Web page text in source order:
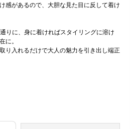
感があるので、大胆な見た目に反して着け
通りに、身に着ければスタイリングに溶け
に。
り入れるだけで大人の魅力を引き出し端正